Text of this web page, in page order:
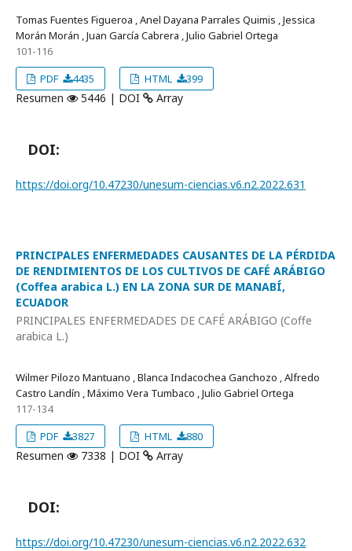
Tomas Fuentes Figueroa , Anel Dayana Parrales Quimis , Jessica
Morán Morán , Juan Garcí­a Cabrera , Julio Gabriel Ortega
101-116
PDF
4435 HTML 399
Resumen 5446 | DOI Array
DOI:
https://doi.org/10.47230/unesum-ciencias.v6.n2.2022.631
PRINCIPALES ENFERMEDADES CAUSANTES DE LA PÉRDIDA
DE RENDIMIENTOS DE LOS CULTIVOS DE CAFÉ ARÁBIGO
(Coffea arabica L.) EN LA ZONA SUR DE MANABÍ,
ECUADOR
PRINCIPALES ENFERMEDADES DE CAFÉ ARÁBIGO (Coffe
arabica L.)
Wilmer Pilozo Mantuano , Blanca Indacochea Ganchozo , Alfredo
Castro Landí­n , Máximo Vera Tumbaco , Julio Gabriel Ortega
117-134
PDF
3827 HTML 880
Resumen 7338 | DOI Array
DOI:
https://doi.org/10.47230/unesum-ciencias.v6.n2.2022.632